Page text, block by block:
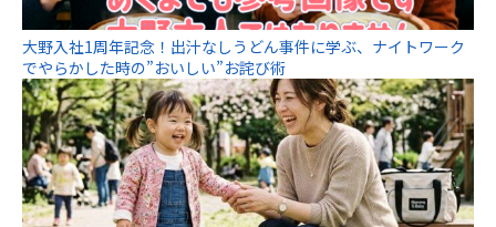
大野入社1周年記念！出汁なしうどん事件に学ぶ、ナイトワーク
でやらかした時の”おいしい”お詫び術